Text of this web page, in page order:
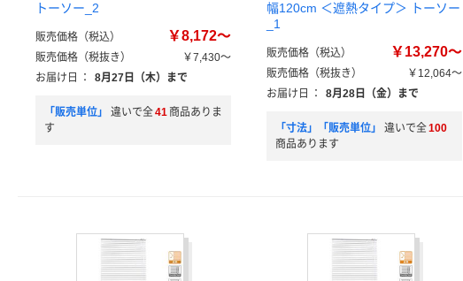
トーソー_2
販売価格（税込） ￥8,172～
販売価格（税抜き）
￥7,430～
お届け日
： 8月27日（木）まで
「販売単位」 違いで全41 商品ありま
す
幅120cm ＜遮熱タイプ＞ トーソー
_1
販売価格（税込） ￥13,270～
販売価格（税抜き）
￥12,064～
お届け日
： 8月28日（金）まで
「寸法」「販売単位」 違いで全100
商品あります